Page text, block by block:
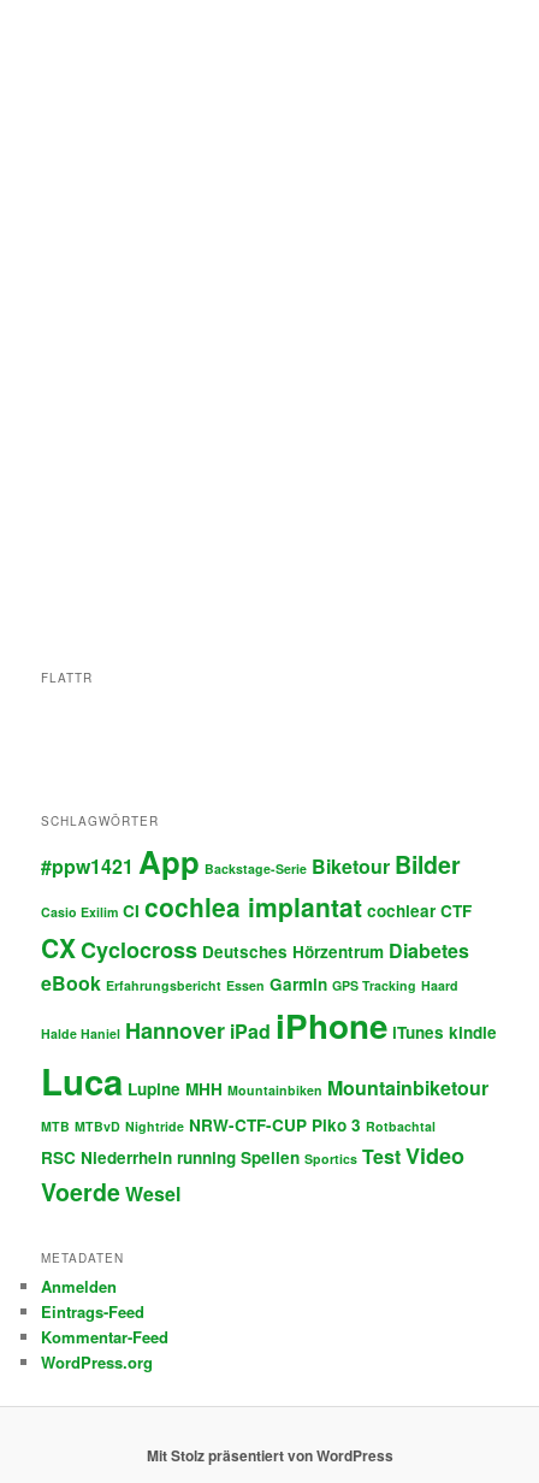
FLATTR
SCHLAGWÖRTER
#ppw1421 App Backstage-Serie Biketour Bilder
Casio Exilim CI cochlea implantat cochlear CTF
CXCyclocross Deutsches Hörzentrum Diabetes
eBook Erfahrungsbericht Essen Garmin GPS Tracking Haard
Halde Haniel Hannover iPad iPhone iTunes kindle
Luca Lupine MHH Mountainbiken Mountainbiketour
MTB MTBvD Nightride NRW-CTF-CUP Piko 3 Rotbachtal
RSC Niederrhein running Spellen Sportics TestVideo
VoerdeWesel
METADATEN
Anmelden
Eintrags-Feed
Kommentar-Feed
WordPress.org
Mit Stolz präsentiert von WordPress